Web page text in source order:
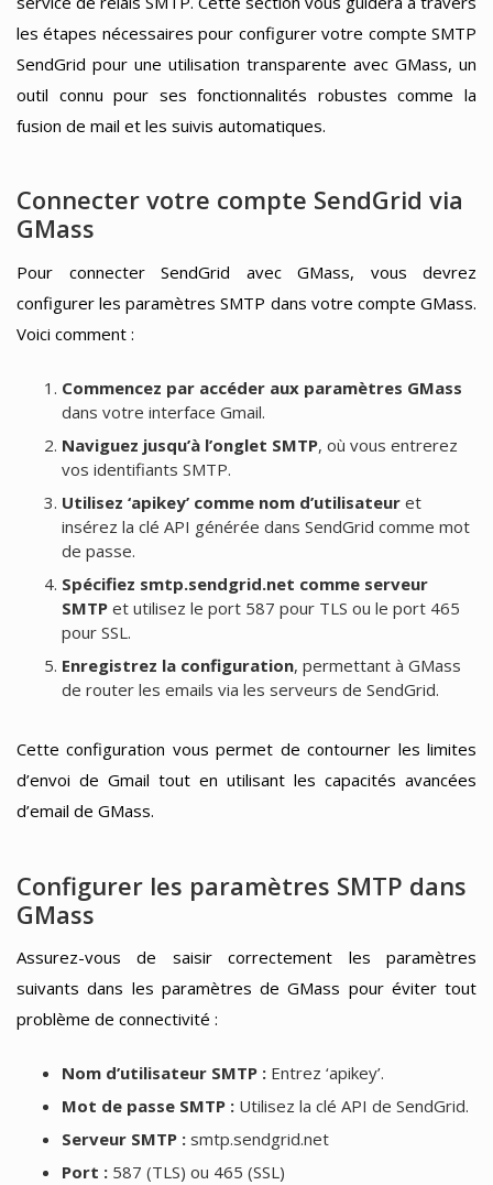
les étapes nécessaires pour configurer votre compte SMTP
SendGrid pour une utilisation transparente avec GMass, un
outil connu pour ses fonctionnalités robustes comme la
fusion de mail et les suivis automatiques.
Connecter votre compte SendGrid via
GMass
Pour connecter SendGrid avec GMass, vous devrez
configurer les paramètres SMTP dans votre compte GMass.
Voici comment :
Commencez par accéder aux paramètres GMass
dans votre interface Gmail.
Naviguez jusqu’à l’onglet SMTP, où vous entrerez
vos identifiants SMTP.
Utilisez ‘apikey’ comme nom d’utilisateuret
insérez la clé API générée dans SendGrid comme mot
de passe.
Spécifiez smtp.sendgrid.net comme serveur
SMTPet utilisez le port 587 pour TLS ou le port 465
pour SSL.
Enregistrez la configuration, permettant à GMass
de router les emails via les serveurs de SendGrid.
Cette configuration vous permet de contourner les limites
d’envoi de Gmail tout en utilisant les capacités avancées
d’email de GMass.
Configurer les paramètres SMTP dans
GMass
Assurez-vous de saisir correctement les paramètres
suivants dans les paramètres de GMass pour éviter tout
problème de connectivité :
Nom d’utilisateur SMTP :Entrez ‘apikey’.
Mot de passe SMTP :Utilisez la clé API de SendGrid.
Serveur SMTP :smtp.sendgrid.net
Port :587 (TLS) ou 465 (SSL)